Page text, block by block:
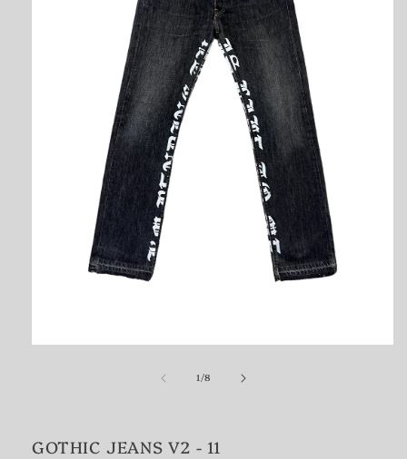
multimediali
1/su
8
GOTHIC JEANS V2 - 11